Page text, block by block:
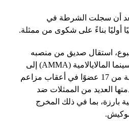
أن سجلت الشرطة في
أوليًا بناءً على شكوى من ممثلة.
استقال صديق من منصبه
كأمين عام لجمعية فناني السينما المالايالامية (AMMA) إلى
جانب لجنتها التنفيذية المكونة من 17 عضوًا في أعقاب مزاعم
العديد من الممثلات ضد
بارزة، بما في ذلك المخرج